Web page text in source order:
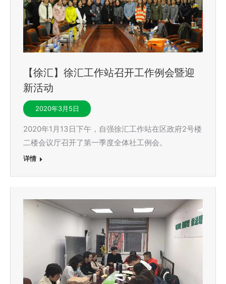
【徐汇】徐汇工作站召开工作例会暨迎
新活动
2020年3月5日
2020年1月13日下午，自强徐汇工作站在区政府2号楼
二楼会议厅召开了第一季度全体社工例会。
详情